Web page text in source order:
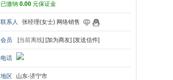
已缴纳 0.00 元保证金
联系人 张经理(女士) 网络销售
会员 [当前离线] [加为商友] [发送信件]
电话
地区 山东-济宁市